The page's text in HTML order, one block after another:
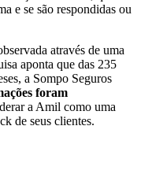
e se são respondidas ou
através de uma
aponta que das 235
a Sompo Seguros
foram
a Amil como uma
de seus clientes.